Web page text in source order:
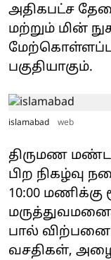
அதிகபட்ச
மற்றும் மின்
பகுதியாகும்.
islamabad web
திருமண
பிற நிகழ்வு
10:00
பால்
வசதிகள்,